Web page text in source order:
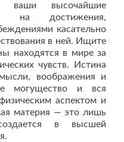
ваши высочайшие
на достижения,
касательно
в ней. Ищите
находятся в мире за
чувств. Истина
воображения и
могущество и вся
аспектом и
материя — это лишь
в высшей